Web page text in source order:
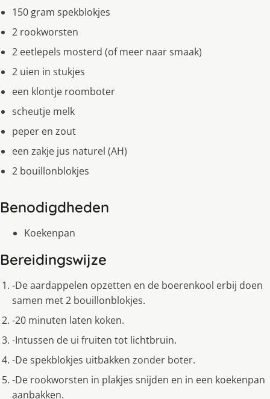
150 gram spekblokjes
2 rookworsten
2 eetlepels mosterd (of meer naar smaak)
2 uien in stukjes
een klontje roomboter
scheutje melk
peper en zout
een zakje jus naturel (AH)
2 bouillonblokjes
Benodigdheden
Koekenpan
Bereidingswijze
-De aardappelen opzetten en de boerenkool erbij doen
samen met 2 bouillonblokjes.
-20 minuten laten koken.
-Intussen de ui fruiten tot lichtbruin.
-De spekblokjes uitbakken zonder boter.
-De rookworsten in plakjes snijden en in een koekenpan
aanbakken.